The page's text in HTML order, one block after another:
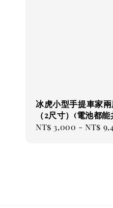
冰虎小型手提車家
（2尺寸）(電池都能
Regular
NT$ 3,000 -NT$